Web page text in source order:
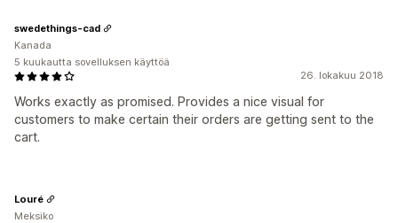
26. lokakuu 2018
Works exactly as promised. Provides a nice visual for
customers to make certain their orders are getting sent to the
cart.
swedethings-cad
Kanada
5 kuukautta sovelluksen käyttöä
Louré
Meksiko